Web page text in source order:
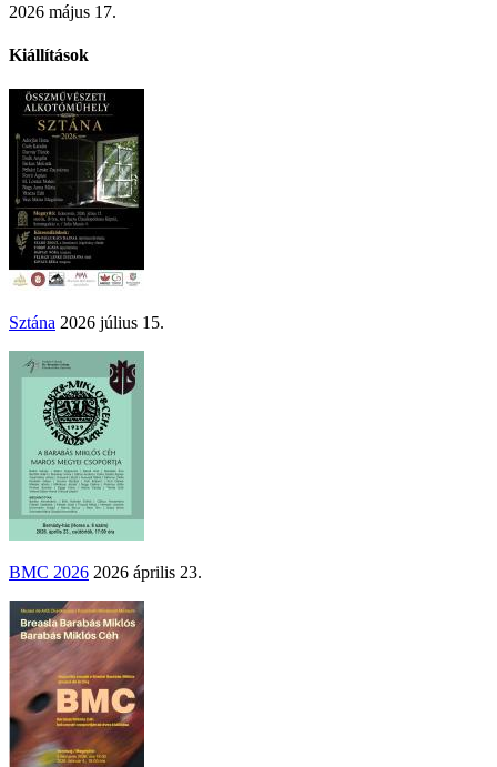
2026 május 17.
Kiállítások
Sztána 2026 július 15.
BMC 2026 2026 április 23.